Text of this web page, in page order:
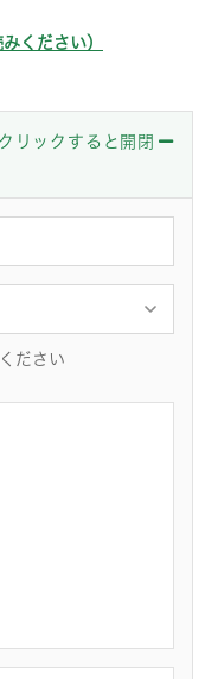
ください）
リックすると開閉
ださい